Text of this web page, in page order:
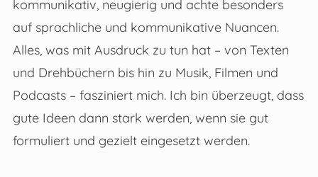
kommunikativ, neugierig und achte besonders
auf sprachliche und kommunikative Nuancen.
Alles, was mit Ausdruck zu tun hat – von Texten
und Drehbüchern bis hin zu Musik, Filmen und
Podcasts – fasziniert mich. Ich bin überzeugt, dass
gute Ideen dann stark werden, wenn sie gut
formuliert und gezielt eingesetzt werden.